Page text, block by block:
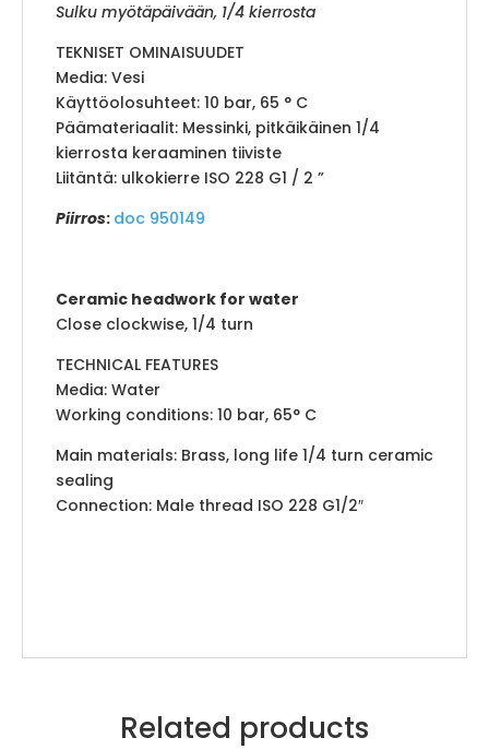
Sulku myötäpäivään, 1/4 kierrosta
TEKNISET OMINAISUUDET
Media: Vesi
Käyttöolosuhteet: 10 bar, 65 ° C
Päämateriaalit: Messinki, pitkäikäinen 1/4
kierrosta keraaminen tiiviste
Liitäntä: ulkokierre ISO 228 G1 / 2 ”
Piirros: doc 950149
Ceramic headwork for water
Close clockwise, 1/4 turn
TECHNICAL FEATURES
Media: Water
Working conditions: 10 bar, 65° C
Main materials: Brass, long life 1/4 turn ceramic
sealing
Connection: Male thread ISO 228 G1/2″
Related products